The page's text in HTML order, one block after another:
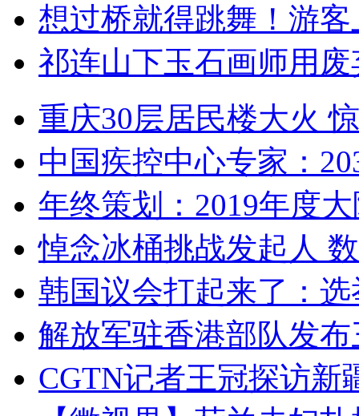
想过桥就得跳舞！游客
祁连山下玉石画师用
重庆30层居民楼大火
中国疾控中心专家：
年终策划：2019年度
悼念冰桶挑战发起人
韩国议会打起来了：
解放军驻香港部队发
CGTN记者王冠探访新